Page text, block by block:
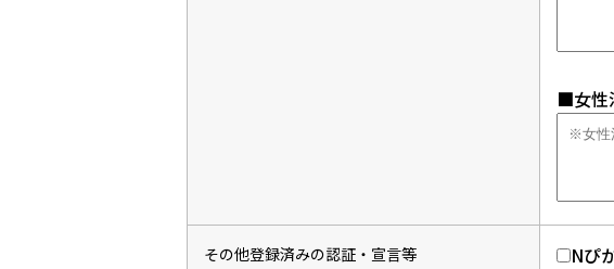
■女性
その他登録済みの認証・宣言等 Nぴ